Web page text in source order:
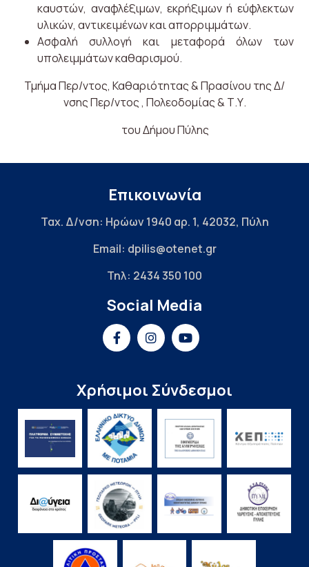
καυστών, αναφλέξιμων, εκρήξιμων ή εύφλεκτων
υλικών, αντικειμένων και απορριμμάτων.
Ασφαλή συλλογή και μεταφορά όλων των
υπολειμμάτων καθαρισμού.
Τμήμα Περ/ντος, Καθαριότητας & Πρασίνου της Δ/
νσης Περ/ντος , Πολεοδομίας & Τ.Υ.
του Δήμου Πύλης
Επικοινωνία
Ταχ. Δ/νση: Ηρώων 1940 αρ. 1, 42032, Πύλη
Email: dpilis@otenet.gr
Τηλ: 2434 350 100
Social Media
Χρήσιμοι Σύνδεσμοι